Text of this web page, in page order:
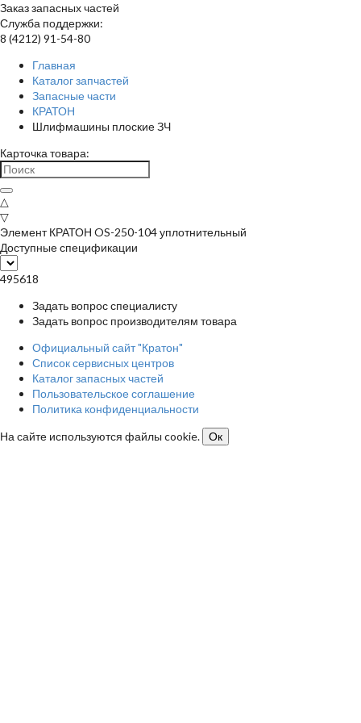
Заказ запасных частей
Служба поддержки:
8 (4212) 91-54-80
Главная
Каталог запчастей
Запасные части
КРАТОН
Шлифмашины плоские ЗЧ
Карточка товара:
△
▽
Элемент КРАТОН OS-250-104 уплотнительный
Доступные спецификации
495618
Задать вопрос специалисту
Задать вопрос производителям товара
Официальный сайт "Кратон"
Список сервисных центров
Каталог запасных частей
Пользовательское соглашение
Политика конфиденциальности
На сайте используются файлы cookie.
Ок